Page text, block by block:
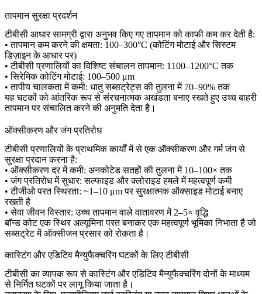
तापमान सुरक्षा प्रदर्शन
टीबीसी आधार सामग्री द्वारा अनुभव किए गए तापमान को काफी कम कर देती है:
• तापमान कम करने की क्षमता: 100–300°C (कोटिंग मोटाई और सिस्टम
डिज़ाइन के आधार पर)
• टीबीसी प्रणालियों का विशिष्ट संचालन तापमान: 1100–1200°C तक
• सिरेमिक कोटिंग मोटाई: 100–500 μm
• तापीय चालकता में कमी: धातु सब्सट्रेट्स की तुलना में 70–90% तक
यह घटकों को आंतरिक रूप से संरचनात्मक अखंडता बनाए रखते हुए उच्च बाहरी
तापमान पर संचालित करने की अनुमति देता है।
ऑक्सीकरण और जंग प्रतिरोध
टीबीसी प्रणालियों के प्राथमिक कार्यों में से एक ऑक्सीकरण और गर्म जंग से
सुरक्षा प्रदान करना है:
• ऑक्सीकरण दर में कमी: अनकोटेड सतहों की तुलना में 10–100× तक
• जंग प्रतिरोध में सुधार: सल्फाइड और क्लोराइड हमले में महत्वपूर्ण कमी
• टीजीओ परत स्थिरता: ~1–10 μm पर सुरक्षात्मक ऑक्साइड मोटाई बनाए
रखती है
• सेवा जीवन विस्तार: उच्च तापमान वाले वातावरण में 2–5× वृद्धि
बॉन्ड कोट एक स्थिर अल्यूमिना परत बनाकर एक महत्वपूर्ण भूमिका निभाता है जो
सब्सट्रेट में ऑक्सीजन प्रसार को रोकता है।
कास्टिंग और एडिटिव मैन्युफैक्चरिंग घटकों के लिए टीबीसी
टीबीसी का व्यापक रूप से कास्टिंग और एडिटिव मैन्युफैक्चरिंग दोनों के माध्यम
से निर्मित घटकों पर लागू किया जाता है।